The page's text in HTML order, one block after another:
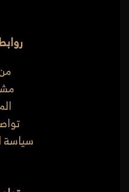
سياسة